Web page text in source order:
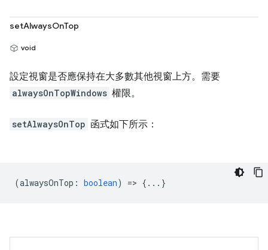
setAlwaysOnTop
void
設定視窗是否應保持在大多數其他視窗上方。需要
alwaysOnTopWindows 權限。
setAlwaysOnTop 函式如下所示：
(alwaysOnTop : boolean) => {...}